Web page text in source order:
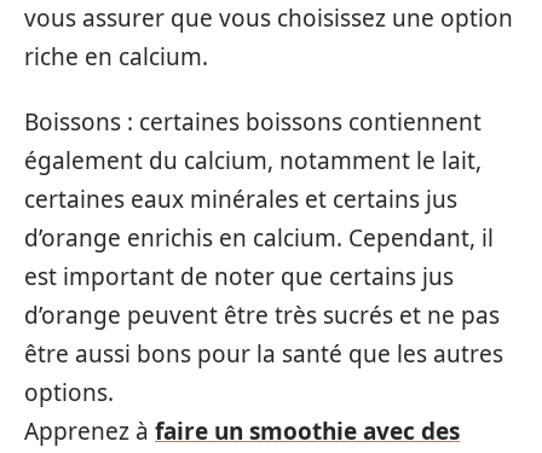
vous assurer que vous choisissez une option
riche en calcium.
Boissons : certaines boissons contiennent
également du calcium, notamment le lait,
certaines eaux minérales et certains jus
d’orange enrichis en calcium. Cependant, il
est important de noter que certains jus
d’orange peuvent être très sucrés et ne pas
être aussi bons pour la santé que les autres
options.
Apprenez à faire un smoothie avec des